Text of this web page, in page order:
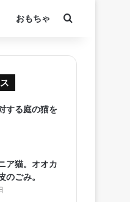
おもちゃ 検索する
する庭の猫を
ア猫。オオカ
のごみ。